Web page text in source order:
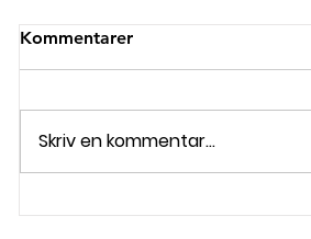
Kommentarer
Skriv en kommentar...